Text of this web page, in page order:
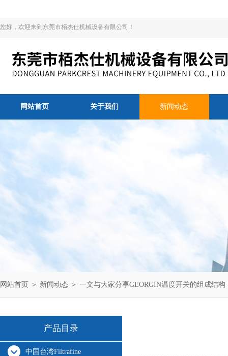
您好，欢迎来到东莞市栢杰仕机械设备有限公司！
网站首页 关于我们 新闻动态
网站首页 ＞ 新闻动态 ＞ 一文与大家分享GEORGIN温度开关的组成结构
产品目录
中国台湾Filtrafine